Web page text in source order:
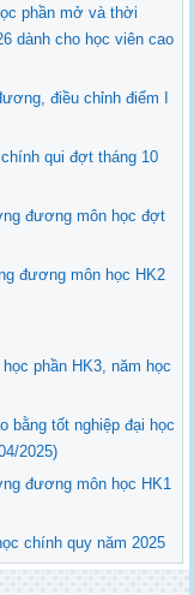
phần mở và thời
dành cho học viên cao
điều chỉnh điểm I
qui đợt tháng 10
đương môn học đợt
đương môn học HK2
phần HK3, năm học
bằng tốt nghiệp đại học
2025)
đương môn học HK1
chính quy năm 2025